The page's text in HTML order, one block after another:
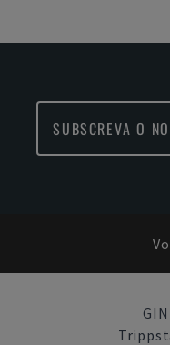
SUBSCREVA O